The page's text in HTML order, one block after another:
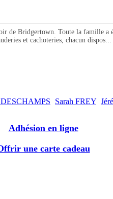
de Bridgertown. Toute la famille
et cachoteries, chacun dispos...
Sarah FREY
Adhésion en ligne
une carte cadeau